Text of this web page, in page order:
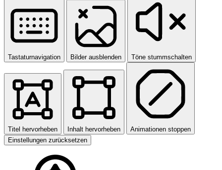
Tastaturnavigation Bilder ausblenden Töne stummschalten
Titel hervorheben Inhalt hervorheben
Animationen stoppen
Einstellungen zurücksetzen